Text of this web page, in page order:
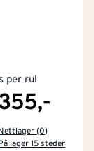
per rul
(0)
lager 15 steder